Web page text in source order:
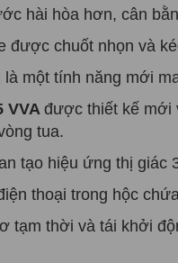
hài hòa hơn, cân
được chuốt nhọn và
một tính năng mới
VVA được thiết kế mới
tua.
tạo hiệu ứng thị giác
thoại trong hộc
tạm thời và tái khởi